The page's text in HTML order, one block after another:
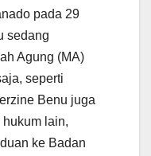
pada 29
sedang
Agung (MA)
seperti
Benu juga
lain,
ke Badan